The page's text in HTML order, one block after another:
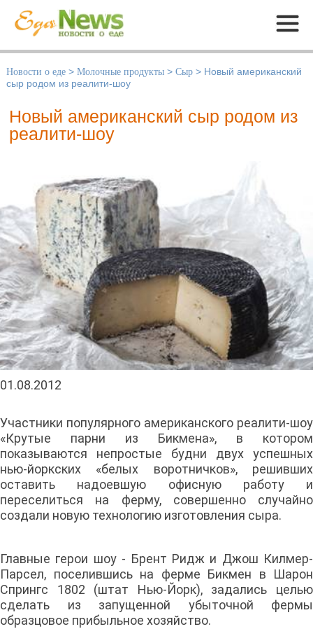
Меню
Новости о еде > Молочные продукты > Сыр > Новый американский
сыр родом из реалити-шоу
Новый американский сыр родом из
реалити-шоу
01.08.2012
Участники популярного американского реалити-шоу
«Крутые парни из Бикмена», в котором
показываются непростые будни двух успешных
нью-йоркских «белых воротничков», решивших
оставить надоевшую офисную работу и
переселиться на ферму, совершенно случайно
создали новую технологию изготовления сыра.
Главные герои шоу - Брент Ридж и Джош Килмер-
Парсел, поселившись на ферме Бикмен в Шарон
Спрингс 1802 (штат Нью-Йорк), задались целью
сделать из запущенной убыточной фермы
образцовое прибыльное хозяйство.